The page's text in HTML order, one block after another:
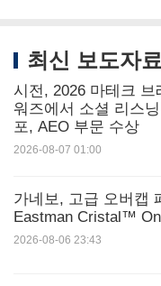
키워드: 은행/금융 서
츠 용품 & 액
최신 보도자료
시전, 2026 마테크 브
워즈에서 소셜 리스
포, AEO 부문 수상
2026-08-07 01:00
가네보, 고급 오버캡
Eastman Cristal™
2026-08-06 23:43